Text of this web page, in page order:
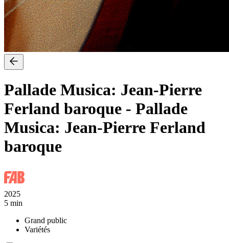
Pallade Musica: Jean-Pierre
Ferland baroque - Pallade
Musica: Jean-Pierre Ferland
baroque
2025
5 min
Grand public
Variétés